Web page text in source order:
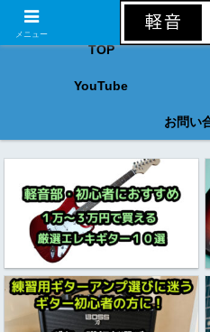
バンド音楽、軽音系楽器初
TOP
YouTube
お問い
メニュー